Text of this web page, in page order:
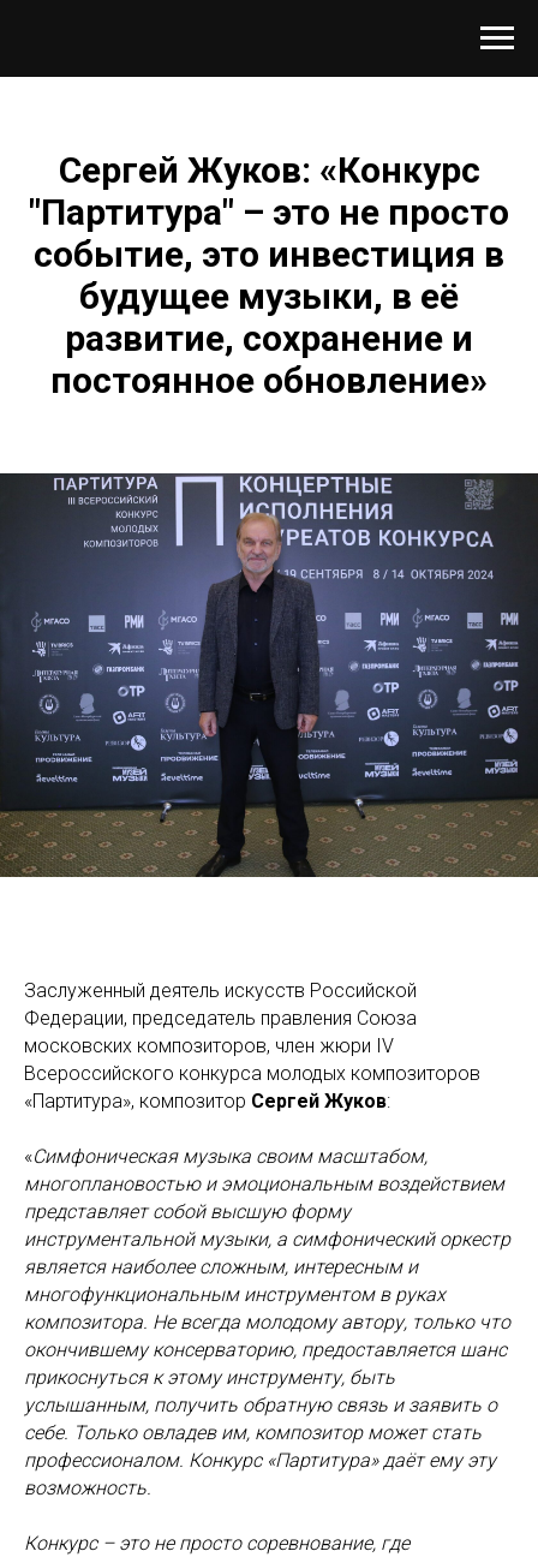
Сергей Жуков: «Конкурс
"Партитура" – это не просто
событие, это инвестиция в
будущее музыки, в её
развитие, сохранение и
постоянное обновление»
Заслуженный деятель искусств Российской
Федерации, председатель правления Союза
московских композиторов, член жюри IV
Всероссийского конкурса молодых композиторов
«Партитура», композитор Сергей Жуков:
«Симфоническая музыка своим масштабом,
многоплановостью и эмоциональным воздействием
представляет собой высшую форму
инструментальной музыки, а симфонический оркестр
является наиболее сложным, интересным и
многофункциональным инструментом в руках
композитора. Не всегда молодому автору, только что
окончившему консерваторию, предоставляется шанс
прикоснуться к этому инструменту, быть
услышанным, получить обратную связь и заявить о
себе. Только овладев им, композитор может стать
профессионалом. Конкурс «Партитура» даёт ему эту
возможность.
Конкурс – это не просто соревнование, где